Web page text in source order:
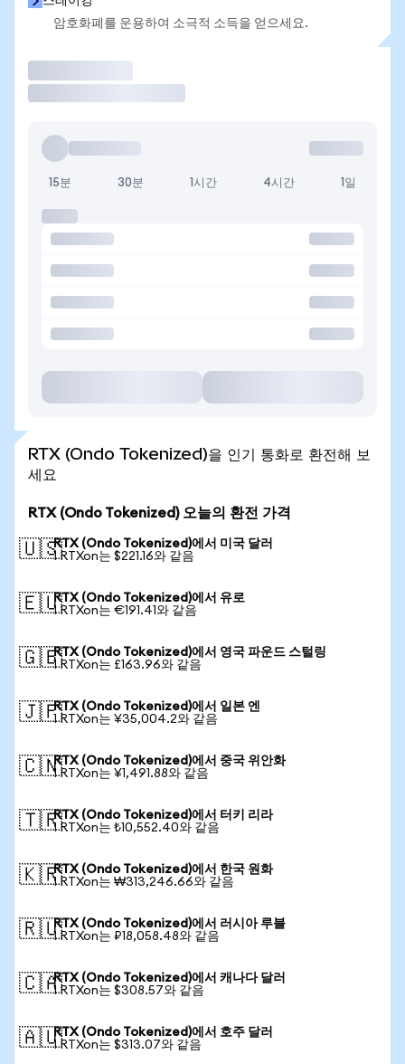
암호화폐를 운용하여 소극적 소득을 얻으세요.
15분 30분 1시간 4시간 1일
RTX (Ondo Tokenized)을 인기 통화로 환전해 보
세요
RTX (Ondo Tokenized) 오늘의 환전 가격
🇺🇸RTX (Ondo Tokenized)에서 미국 달러
1 RTXon는 $221.16와 같음
🇪🇺RTX (Ondo Tokenized)에서 유로
1 RTXon는 €191.41와 같음
🇬🇧RTX (Ondo Tokenized)에서 영국 파운드 스털링
1 RTXon는 £163.96와 같음
🇯🇵RTX (Ondo Tokenized)에서 일본 엔
1 RTXon는 ¥35,004.2와 같음
🇨🇳RTX (Ondo Tokenized)에서 중국 위안화
1 RTXon는 ¥1,491.88와 같음
🇹🇷RTX (Ondo Tokenized)에서 터키 리라
1 RTXon는 ₺10,552.40와 같음
🇰🇷RTX (Ondo Tokenized)에서 한국 원화
1 RTXon는 ₩313,246.66와 같음
🇷🇺RTX (Ondo Tokenized)에서 러시아 루블
1 RTXon는 ₽18,058.48와 같음
🇨🇦RTX (Ondo Tokenized)에서 캐나다 달러
1 RTXon는 $308.57와 같음
🇦🇺RTX (Ondo Tokenized)에서 호주 달러
1 RTXon는 $313.07와 같음